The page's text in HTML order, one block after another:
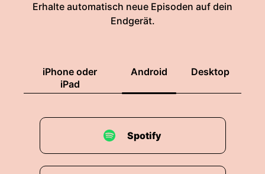
Erhalte automatisch neue Episoden auf dein
Endgerät.
iPhone oder
iPad
Android Desktop
Spotify